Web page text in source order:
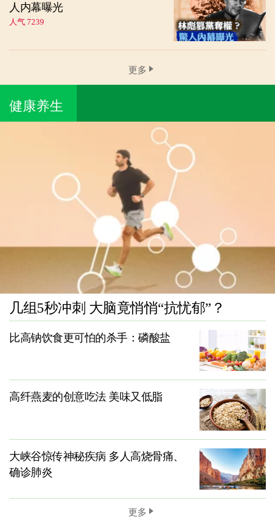
人内幕曝光
人气 7239
更多
健康养生
几组5秒冲刺 大脑竟悄悄“抗忧郁”？
比高钠饮食更可怕的杀手：磷酸盐
高纤燕麦的创意吃法 美味又低脂
大峡谷惊传神秘疾病 多人高烧骨痛、
确诊肺炎
更多